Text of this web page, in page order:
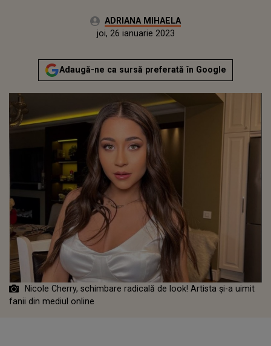
Autor:ADRIANA MIHAELA
miercuri, 26 ianuarie 2022Actualizat:
joi, 26 ianuarie 2023
Adaugă-ne ca sursă preferată în Google
Nicole Cherry, schimbare radicală de look! Artista și-a uimit
fanii din mediul online